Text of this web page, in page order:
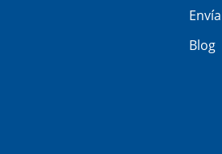
Blog